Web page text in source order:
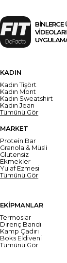
BİNLERCE
KADIN
Kadın Tişört
Kadın Mont
Kadın Sweatshirt
Kadın Jean
Tümünü Gör
MARKET
Protein Bar
Granola & Müsli
Glutensiz
Ekmekler
Yulaf Ezmesi
Tümünü Gör
EKİPMANLAR
Termoslar
Direnç Bandı
Kamp Çadırı
Boks Eldiveni
Tümünü Gör